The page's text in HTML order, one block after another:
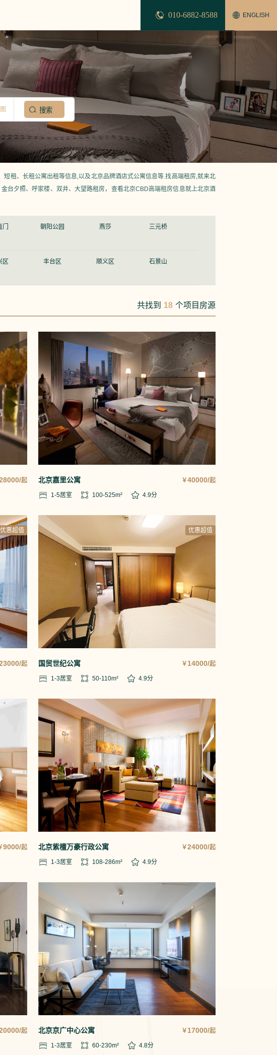
ENGLISH
010-6882-8588
租、长租公寓出租等信息,以及北京品牌酒店式公寓信息等.找高端租房,就来北
台夕照、呼家楼、双井、大望路租房，查看北京CBD高端租房信息就上北京酒
朝阳公园 燕莎
三元桥
区 丰台区 顺义区
石景山
共找到 18 个项目房源
起 北京嘉里公寓 ￥40000/起
1-5居室 100-525m² 4.9分
优惠超值
起
优惠超值
国贸世纪公寓 ￥ 14000/起
1-3居室 50-110m² 4.9分
9000/起 北京紫檀万豪行政公寓 ￥24000/起
1-3居室 108-286m² 4.9分
起 北京京广中心公寓 ￥ 17000/起
1-3居室 60-230m² 4.8分